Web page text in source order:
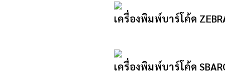
เครื่องพิมพ์บาร์โค้ด
เครื่องพิมพ์บาร์โค้ด